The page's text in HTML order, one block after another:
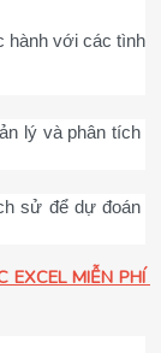
hành với các tình
lý và phân tích
sử để dự đoán
EXCEL MIỄN PHÍ